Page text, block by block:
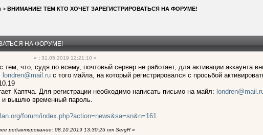
> ВНИМАНИЕ! ТЕМ КТО ХОЧЕТ ЗАРЕГИСТРИРОВАТЬСЯ НА ФОРУМЕ!
НА ФОРУМЕ!
« : 31.05.2019 12:21:10 »
тем, что, судя по всему, почтовый сервер не работает, для активации аккаунта
londren@mail.ru с того майла, на который регистрировался с просьбой
Каптча. Для регистрации необходимо написать письмо на майл:
и вышлю временный пароль.
forum/index.php?action=news&sa=sn&n=161
редактирование: 08.10.2019 13:30:25 от SergR »